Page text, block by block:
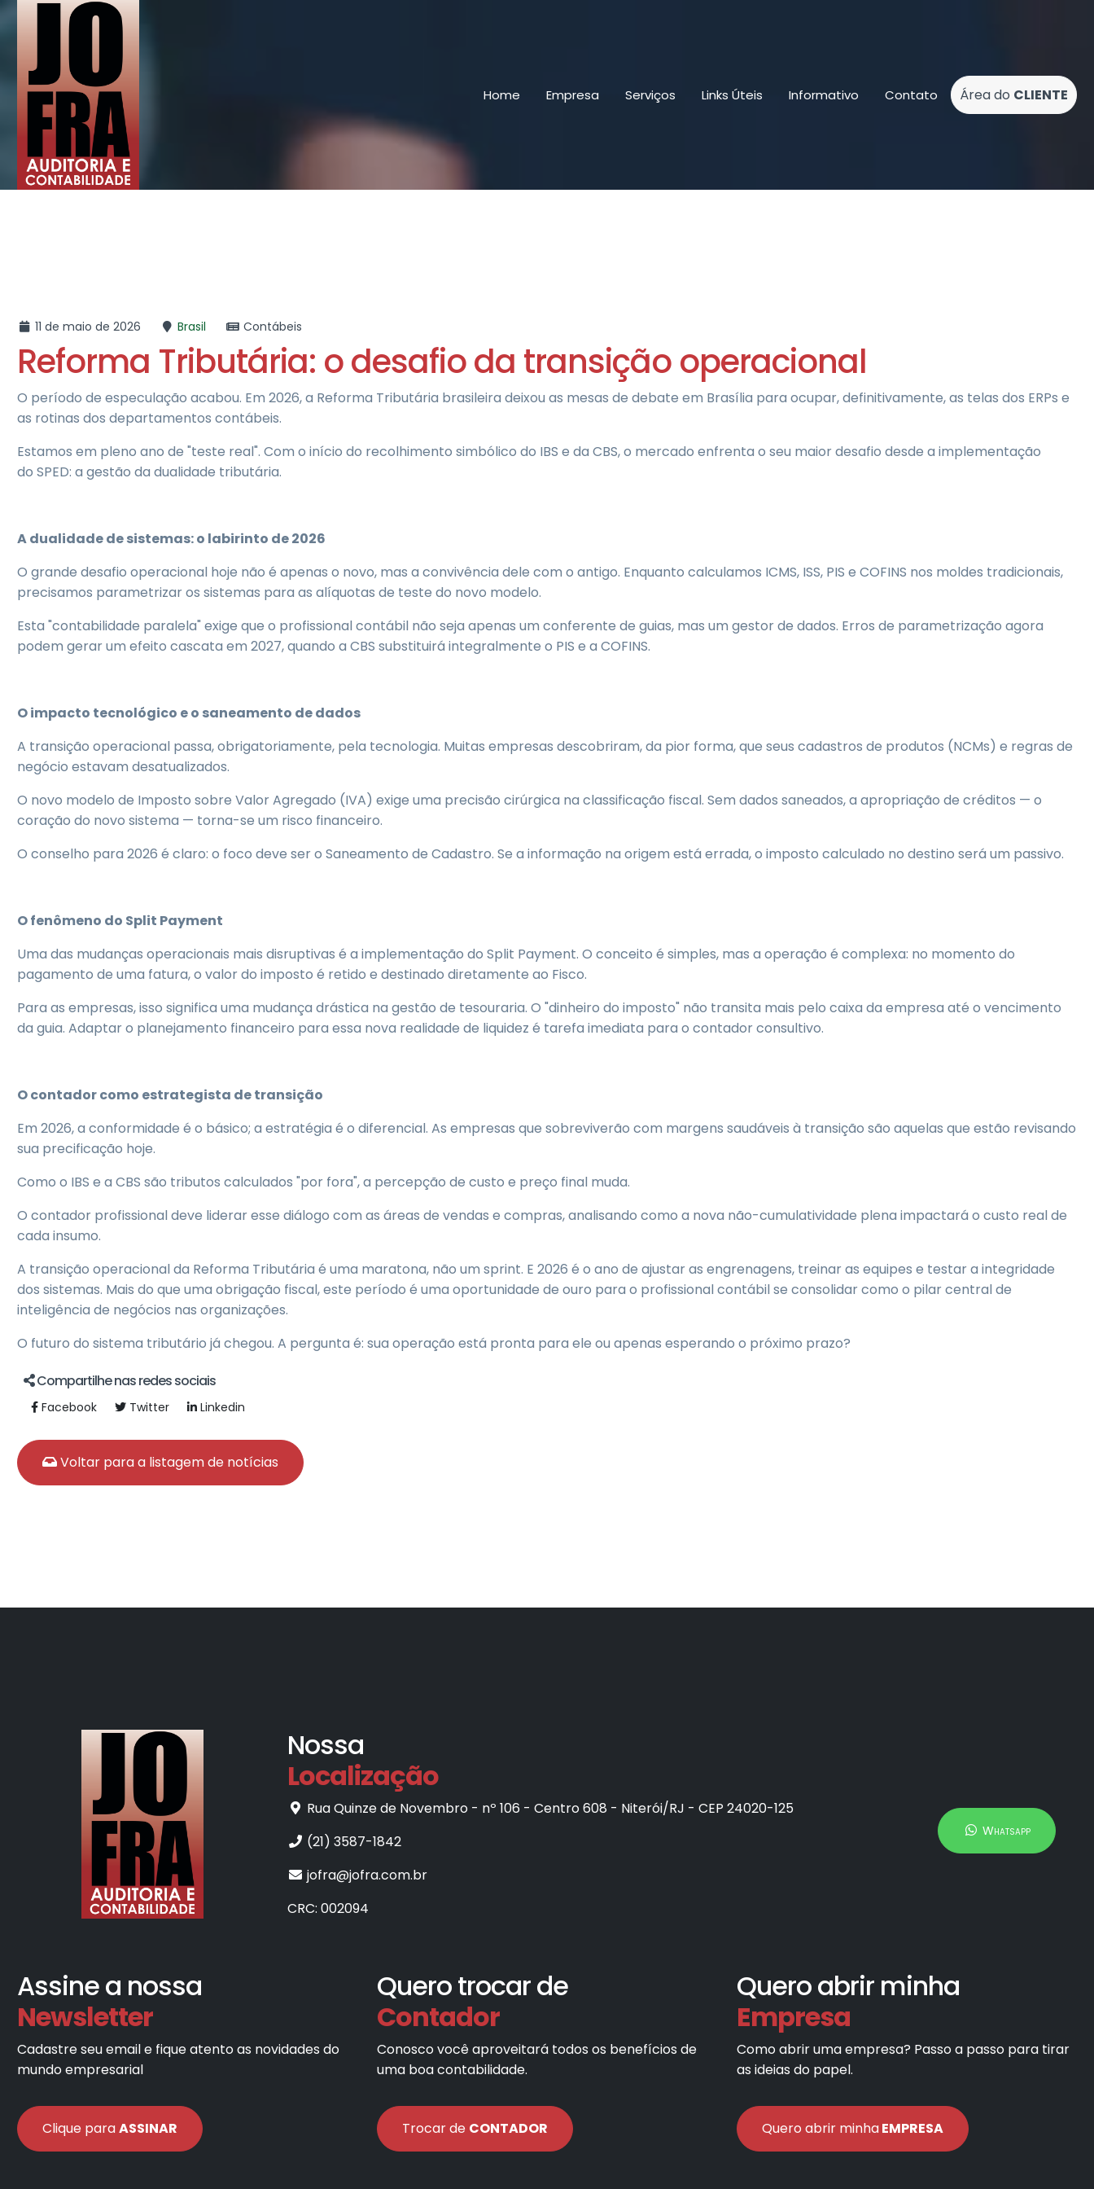
Home Empresa Serviços Links Úteis Informativo Contato Área do CLIENTE
11 de maio de 2026 Brasil Contábeis
Reforma Tributária: o desafio da transição operacional
O período de especulação acabou. Em 2026, a Reforma Tributária brasileira deixou as mesas de debate em Brasília para ocupar, definitivamente, as telas dos ERPs e
as rotinas dos departamentos contábeis.
Estamos em pleno ano de "teste real". Com o início do recolhimento simbólico do IBS e da CBS, o mercado enfrenta o seu maior desafio desde a implementação
do SPED: a gestão da dualidade tributária.
A dualidade de sistemas: o labirinto de 2026
O grande desafio operacional hoje não é apenas o novo, mas a convivência dele com o antigo. Enquanto calculamos ICMS, ISS, PIS e COFINS nos moldes tradicionais,
precisamos parametrizar os sistemas para as alíquotas de teste do novo modelo.
Esta "contabilidade paralela" exige que o profissional contábil não seja apenas um conferente de guias, mas um gestor de dados. Erros de parametrização agora
podem gerar um efeito cascata em 2027, quando a CBS substituirá integralmente o PIS e a COFINS.
O impacto tecnológico e o saneamento de dados
A transição operacional passa, obrigatoriamente, pela tecnologia. Muitas empresas descobriram, da pior forma, que seus cadastros de produtos (NCMs) e regras de
negócio estavam desatualizados.
O novo modelo de Imposto sobre Valor Agregado (IVA) exige uma precisão cirúrgica na classificação fiscal. Sem dados saneados, a apropriação de créditos — o
coração do novo sistema — torna-se um risco financeiro.
O conselho para 2026 é claro: o foco deve ser o Saneamento de Cadastro. Se a informação na origem está errada, o imposto calculado no destino será um passivo.
O fenômeno do Split Payment
Uma das mudanças operacionais mais disruptivas é a implementação do Split Payment. O conceito é simples, mas a operação é complexa: no momento do
pagamento de uma fatura, o valor do imposto é retido e destinado diretamente ao Fisco.
Para as empresas, isso significa uma mudança drástica na gestão de tesouraria. O "dinheiro do imposto" não transita mais pelo caixa da empresa até o vencimento
da guia. Adaptar o planejamento financeiro para essa nova realidade de liquidez é tarefa imediata para o contador consultivo.
O contador como estrategista de transição
Em 2026, a conformidade é o básico; a estratégia é o diferencial. As empresas que sobreviverão com margens saudáveis à transição são aquelas que estão revisando
sua precificação hoje.
Como o IBS e a CBS são tributos calculados "por fora", a percepção de custo e preço final muda.
O contador profissional deve liderar esse diálogo com as áreas de vendas e compras, analisando como a nova não-cumulatividade plena impactará o custo real de
cada insumo.
A transição operacional da Reforma Tributária é uma maratona, não um sprint. E 2026 é o ano de ajustar as engrenagens, treinar as equipes e testar a integridade
dos sistemas. Mais do que uma obrigação fiscal, este período é uma oportunidade de ouro para o profissional contábil se consolidar como o pilar central de
inteligência de negócios nas organizações.
O futuro do sistema tributário já chegou. A pergunta é: sua operação está pronta para ele ou apenas esperando o próximo prazo?
Compartilhe nas redes sociais
Facebook Twitter Linkedin
Voltar para a listagem de notícias
Nossa
Localização
Rua Quinze de Novembro - nº 106 - Centro 608 - Niterói/RJ - CEP 24020-125
(21) 3587-1842
jofra@jofra.com.br
CRC: 002094
Whatsapp
Assine a nossa
Newsletter
Cadastre seu email e fique atento as novidades do
mundo empresarial
Clique paraASSINAR
Quero trocar de
Contador
Conosco você aproveitará todos os benefícios de
uma boa contabilidade.
Trocar de CONTADOR
Quero abrir minha
Empresa
Como abrir uma empresa? Passo a passo para tirar
as ideias do papel.
Quero abrir minhaEMPRESA